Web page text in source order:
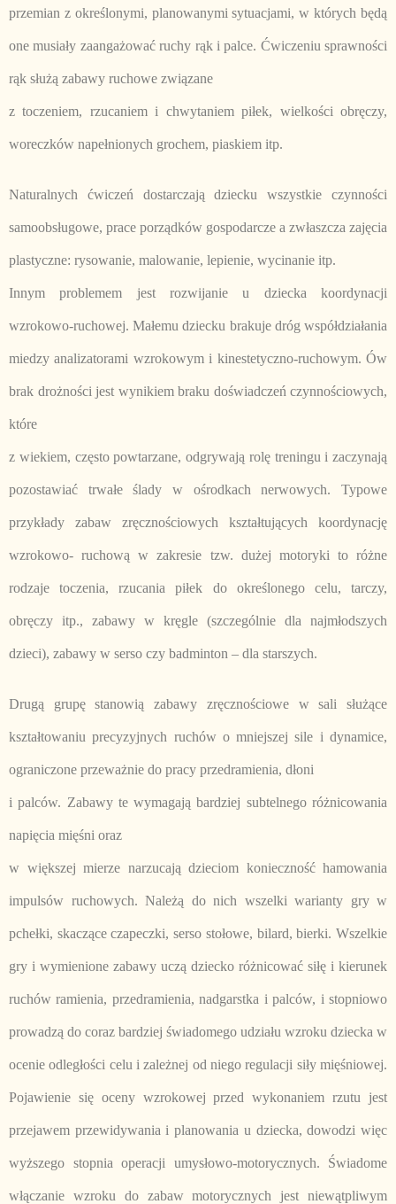
przemian z określonymi, planowanymi sytuacjami, w których będą
one musiały zaangażować ruchy rąk i palce. Ćwiczeniu sprawności
rąk służą zabawy ruchowe związane
z toczeniem, rzucaniem i chwytaniem piłek, wielkości obręczy,
woreczków napełnionych grochem, piaskiem itp.
Naturalnych ćwiczeń dostarczają dziecku wszystkie czynności
samoobsługowe, prace porządków gospodarcze a zwłaszcza zajęcia
plastyczne: rysowanie, malowanie, lepienie, wycinanie itp.
Innym problemem jest rozwijanie u dziecka koordynacji
wzrokowo-ruchowej. Małemu dziecku brakuje dróg współdziałania
miedzy analizatorami wzrokowym i kinestetyczno-ruchowym. Ów
brak drożności jest wynikiem braku doświadczeń czynnościowych,
które
z wiekiem, często powtarzane, odgrywają rolę treningu i zaczynają
pozostawiać trwałe ślady w ośrodkach nerwowych. Typowe
przykłady zabaw zręcznościowych kształtujących koordynację
wzrokowo- ruchową w zakresie tzw. dużej motoryki to różne
rodzaje toczenia, rzucania piłek do określonego celu, tarczy,
obręczy itp., zabawy w kręgle (szczególnie dla najmłodszych
dzieci), zabawy w serso czy badminton – dla starszych.
Drugą grupę stanowią zabawy zręcznościowe w sali służące
kształtowaniu precyzyjnych ruchów o mniejszej sile i dynamice,
ograniczone przeważnie do pracy przedramienia, dłoni
i palców. Zabawy te wymagają bardziej subtelnego różnicowania
napięcia mięśni oraz
w większej mierze narzucają dzieciom konieczność hamowania
impulsów ruchowych. Należą do nich wszelki warianty gry w
pchełki, skaczące czapeczki, serso stołowe, bilard, bierki. Wszelkie
gry i wymienione zabawy uczą dziecko różnicować siłę i kierunek
ruchów ramienia, przedramienia, nadgarstka i palców, i stopniowo
prowadzą do coraz bardziej świadomego udziału wzroku dziecka w
ocenie odległości celu i zależnej od niego regulacji siły mięśniowej.
Pojawienie się oceny wzrokowej przed wykonaniem rzutu jest
przejawem przewidywania i planowania u dziecka, dowodzi więc
wyższego stopnia operacji umysłowo-motorycznych. Świadome
włączanie wzroku do zabaw motorycznych jest niewątpliwym